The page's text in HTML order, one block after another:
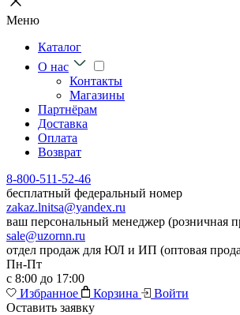
Меню
Каталог
О нас
Контакты
Магазины
Партнёрам
Доставка
Оплата
Возврат
8-800-511-52-46
бесплатный федеральный номер
zakaz.lnitsa@yandex.ru
ваш персональный менеджер (розничная
sale@uzornn.ru
отдел продаж для ЮЛ и ИП (оптовая
Пн-Пт
с 8:00 до 17:00
Избранное
Корзина
Войти
Оставить заявку